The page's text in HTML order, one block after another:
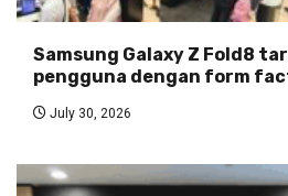
Samsung Galaxy Z Fold8
pengguna dengan form
July 30, 2026